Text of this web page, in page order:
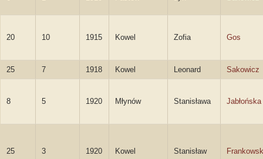
20 10 1915 Kowel Zofia Gos
25 7 1918 Kowel Leonard Sakowicz
8 5 1920 Młynów Stanisława Jabłońska
25 3 1920 Kowel Stanisław